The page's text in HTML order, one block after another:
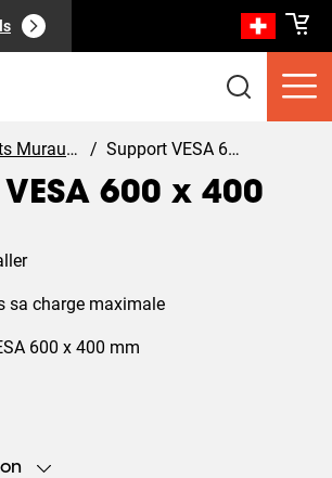
Muraux TV / Support VESA 600 x 400
600 x 400
sa charge maximale
600 x 400 mm
mm | Vogel's